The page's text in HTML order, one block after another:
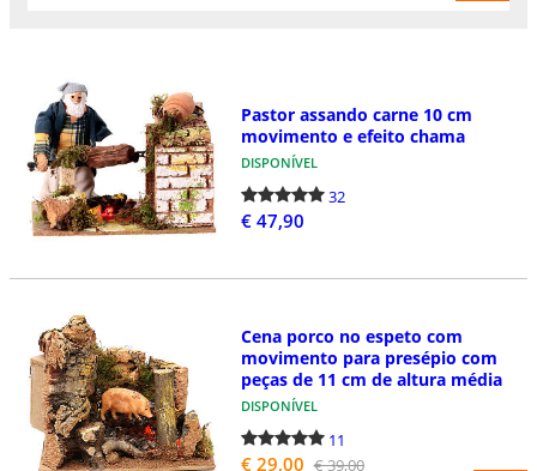
Pastor assando carne 10 cm
movimento e efeito chama
DISPONÍVEL
32
€ 47,90
Cena porco no espeto com
movimento para presépio com
peças de 11 cm de altura média
DISPONÍVEL
11
€ 29,00 € 39,00